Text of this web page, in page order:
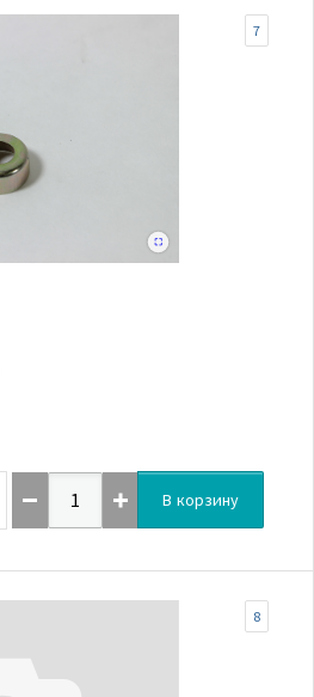
7
В корзину
8